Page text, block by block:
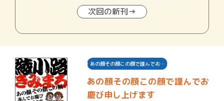
次回の新刊→
あの顔その顔この顔で謹んでお…
あの顔その顔この顔で謹んでお
慶び申し上げます